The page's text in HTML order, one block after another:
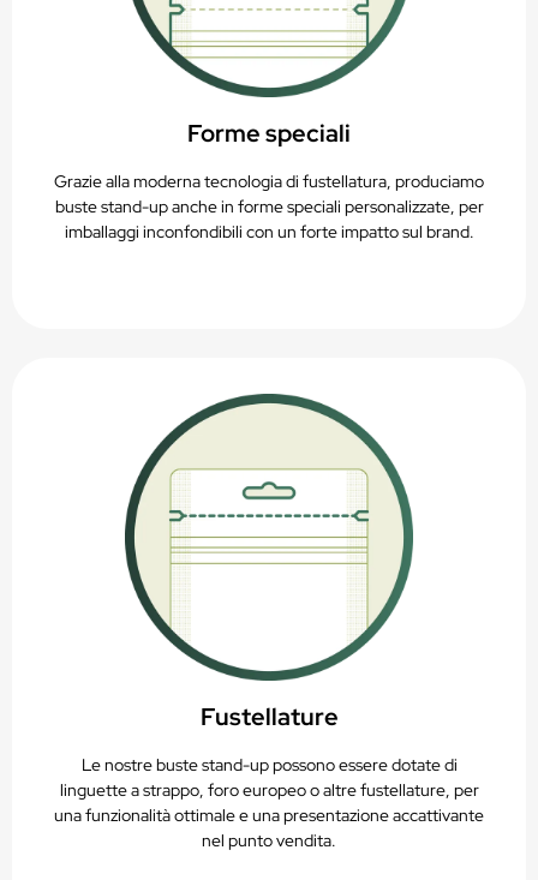
Forme speciali
Grazie alla moderna tecnologia di fustellatura, produciamo
buste stand-up anche in forme speciali personalizzate, per
imballaggi inconfondibili con un forte impatto sul brand.
Fustellature
Le nostre buste stand-up possono essere dotate di
linguette a strappo, foro europeo o altre fustellature, per
una funzionalità ottimale e una presentazione accattivante
nel punto vendita.